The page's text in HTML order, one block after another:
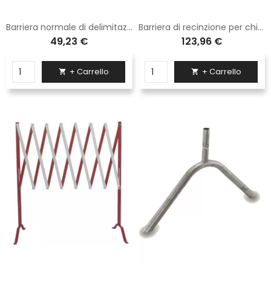
Barriera normale di delimitazione di dimensioni 20x150 cm completa di zampe in classe 1 fig. 392
49,23 €
 + Carrello
Barriera di recinzione per chiusini rossa e bianca classe 1 dimensioni 100x100
123,96 €
 + Carrello